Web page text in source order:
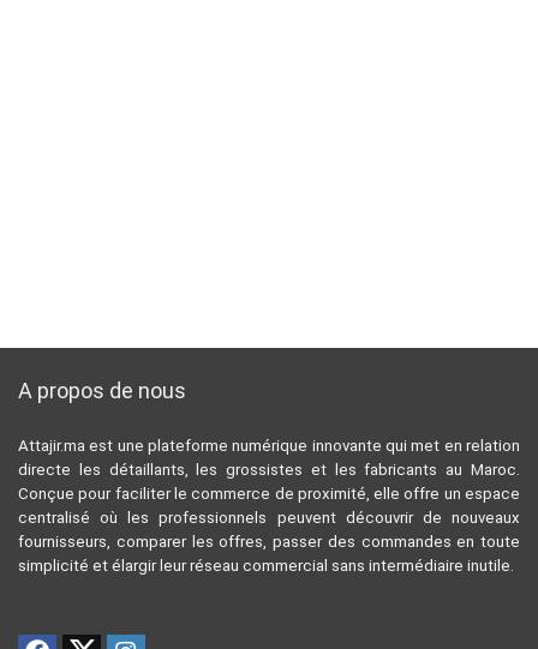
A propos de nous
Attajir.ma est une plateforme numérique innovante qui met en relation
directe les détaillants, les grossistes et les fabricants au Maroc.
Conçue pour faciliter le commerce de proximité, elle offre un espace
centralisé où les professionnels peuvent découvrir de nouveaux
fournisseurs, comparer les offres, passer des commandes en toute
simplicité et élargir leur réseau commercial sans intermédiaire inutile.